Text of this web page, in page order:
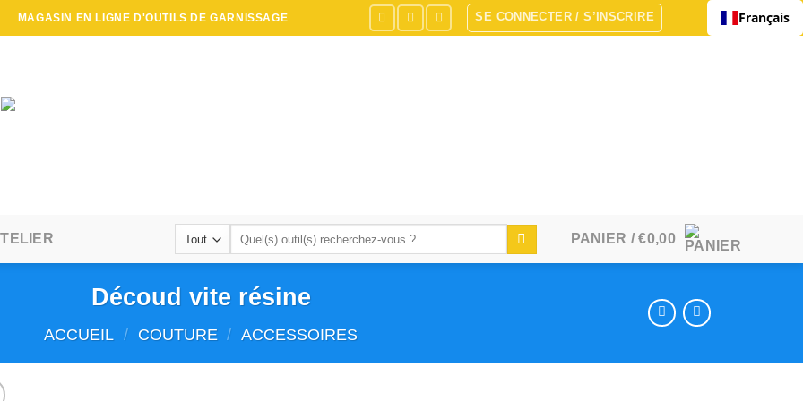
MAGASIN EN LIGNE D'OUTILS DE GARNISSAGE SE CONNECTER / S’INSCRIRE Français
pour :
PANIER /€0,00
Découd vite résine
ACCUEIL / COUTURE / ACCESSOIRES